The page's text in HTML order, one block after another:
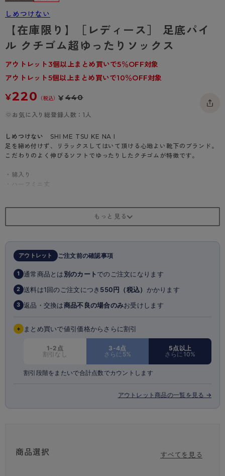
- 柄タイツ
- ひざ下丈タイツ
- 着圧タイツ
ソックス・靴下
レギンス・スパッツ
肌着・インナー
- 長袖（七分袖以上）
- タンクトップ
- カップ付きインナー
雑貨・小物
BT
スクールタイム
みんなの、みんなの。
CLINICAL
配送方法について
返品・交換について
お問い合わせについて
しめつけない
【在庫限り】［レディース］ 足底パイ
ル クチゴム超ゆったりソックス
アウトレット3個以上まとめ買いで5％OFF対象
アウトレット5個以上まとめ買いで10％OFF対象
¥220 （税込）¥440
お気に入り総登録人数：1人
しめつけない
SHI ME TSU KE NA I
足を締め付けず、リラックスしてはいて頂ける心地よい靴下のブランド。
こだわりのよく伸びるソフトでゆったりしたクチゴムが特徴です。
・綿入り
・ハーフミニ丈
アウトレット ご注文前の確認事項
1 通常商品とは別のカートでのご注文になります
2 送料は1回のご注文につき 550円（税込） かかります
3 返品・交換は商品不良の場合のみお受けします
+ まとめ買いで値引価格からさらに割引
1-2点
割引なし
3-4点
さらに5%
5点以上
さらに10%
割引段階をまたいで合計点数でカウントします
アウトレット商品の一覧を見る →
商品選択 すべてを見る